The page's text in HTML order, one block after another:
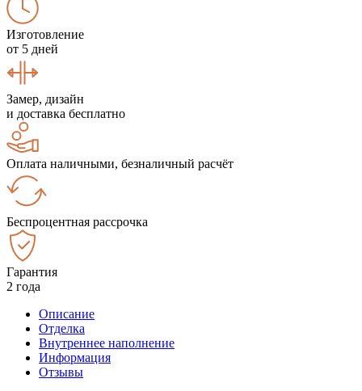
Изготовление
от 5 дней
Замер, дизайн
и доставка бесплатно
Оплата наличными, безналичный расчёт
Беспроцентная рассрочка
Гарантия
2 года
Описание
Отделка
Внутреннее наполнение
Информация
Отзывы